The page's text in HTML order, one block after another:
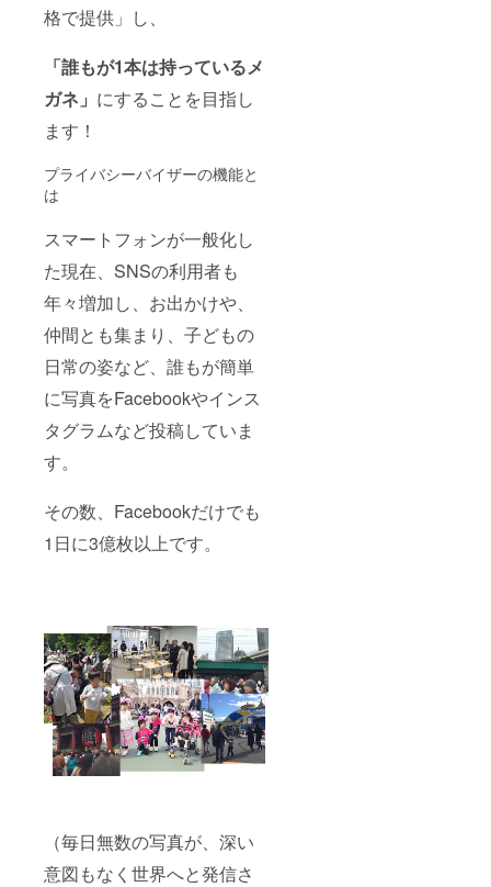
格で提供」し、
「誰もが1本は持っているメ
ガネ」 にすることを目指し
ます！
プライバシーバイザーの機能と
は
スマートフォンが一般化し
た現在、SNSの利用者も
年々増加し、お出かけや、
仲間とも集まり、子どもの
日常の姿など、誰もが簡単
に写真をFacebookやインス
タグラムなど投稿していま
す。
その数、Facebookだけでも
1日に3億枚以上です。
（毎日無数の写真が、深い
意図もなく世界へと発信さ